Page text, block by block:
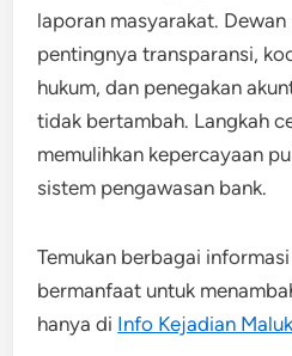
laporan masyarakat. Dewan
pentingnya transparansi,
hukum, dan penegakan
tidak bertambah. Langkah
memulihkan kepercayaan
sistem pengawasan bank.
Temukan berbagai
bermanfaat untuk
hanya di Info Kejadian